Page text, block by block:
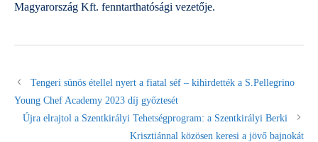
Magyarország Kft. fenntarthatósági vezetője.
Tengeri sünös étellel nyert a fiatal séf – kihirdették a S.Pellegrino
Young Chef Academy 2023 díj győztesét
Újra elrajtol a Szentkirályi Tehetségprogram: a Szentkirályi Berki
Krisztiánnal közösen keresi a jövő bajnokát